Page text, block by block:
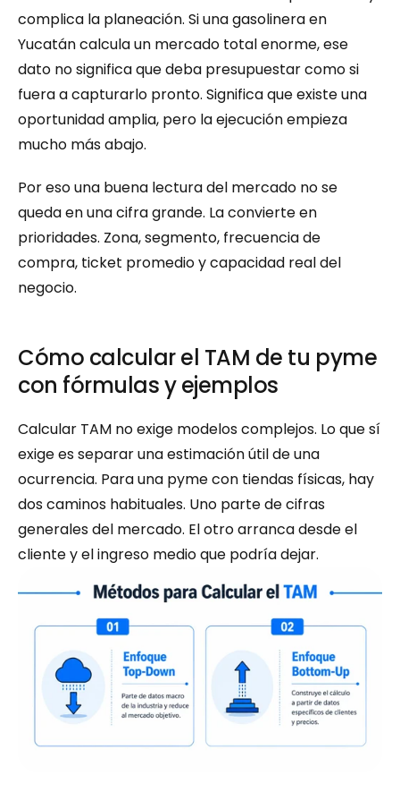
complica la planeación. Si una gasolinera en
Yucatán calcula un mercado total enorme, ese
dato no significa que deba presupuestar como si
fuera a capturarlo pronto. Significa que existe una
oportunidad amplia, pero la ejecución empieza
mucho más abajo.
Por eso una buena lectura del mercado no se
queda en una cifra grande. La convierte en
prioridades. Zona, segmento, frecuencia de
compra, ticket promedio y capacidad real del
negocio.
Cómo calcular el TAM de tu pyme
con fórmulas y ejemplos
Calcular TAM no exige modelos complejos. Lo que sí
exige es separar una estimación útil de una
ocurrencia. Para una pyme con tiendas físicas, hay
dos caminos habituales. Uno parte de cifras
generales del mercado. El otro arranca desde el
cliente y el ingreso medio que podría dejar.